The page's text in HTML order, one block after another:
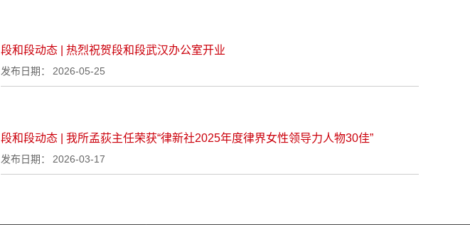
段和段动态 | 热烈祝贺段和段武汉办公室开业
发布日期： 2026-05-25
段和段动态 | 我所孟荻主任荣获“律新社2025年度律界女性领导力人物30佳”
发布日期： 2026-03-17